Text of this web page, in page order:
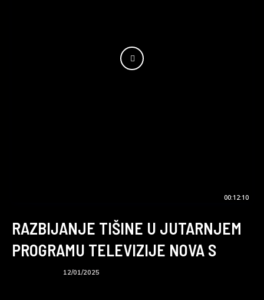
00:12:10
RAZBIJANJE TIŠINE U JUTARNJEM
PROGRAMU TELEVIZIJE NOVA S
12/01/2025